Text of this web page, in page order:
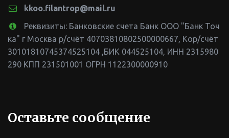
kkoo.filantrop@mail.ru
Реквизиты: Банковские счета Банк ООО "Банк Точ
ка" г Москва р/счёт 40703810802500000667, Кор/счёт
30101810745374525104 ,БИК 044525104, ИНН 2315980
290 КПП 231501001 ОГРН 1122300000910
Оставьте сообщение